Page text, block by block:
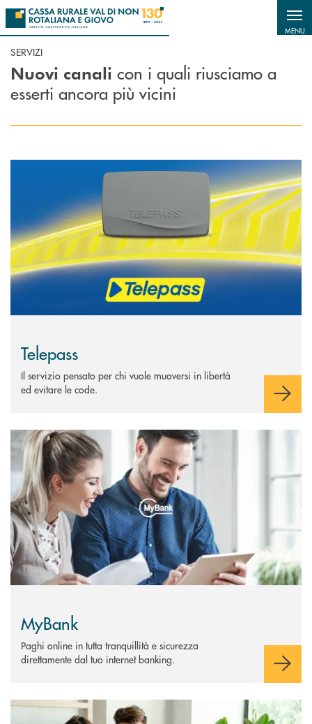
Salta al contenuto principale
MENU
SERVIZI
Nuovi canali con i quali riusciamo a
esserti ancora più vicini
Telepass
Il servizio pensato per chi vuole muoversi in libertà
ed evitare le code.
Scopri di più MyBank
MyBank
Paghi online in tutta tranquillità e sicurezza
direttamente dal tuo internet banking.
Scopri di più Prenota Banca